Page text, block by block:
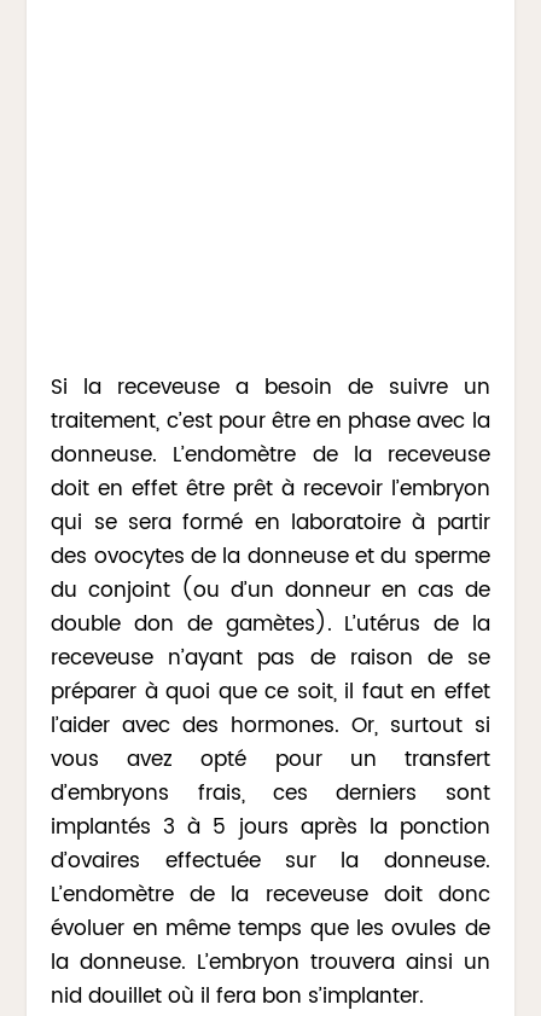
Si la receveuse a besoin de suivre un
traitement, c’est pour être en phase avec la
donneuse. L’endomètre de la receveuse
doit en effet être prêt à recevoir l’embryon
qui se sera formé en laboratoire à partir
des ovocytes de la donneuse et du sperme
du conjoint (ou d’un donneur en cas de
double don de gamètes). L’utérus de la
receveuse n’ayant pas de raison de se
préparer à quoi que ce soit, il faut en effet
l’aider avec des hormones. Or, surtout si
vous avez opté pour un transfert
d’embryons frais, ces derniers sont
implantés 3 à 5 jours après la ponction
d’ovaires effectuée sur la donneuse.
L’endomètre de la receveuse doit donc
évoluer en même temps que les ovules de
la donneuse. L’embryon trouvera ainsi un
nid douillet où il fera bon s’implanter.